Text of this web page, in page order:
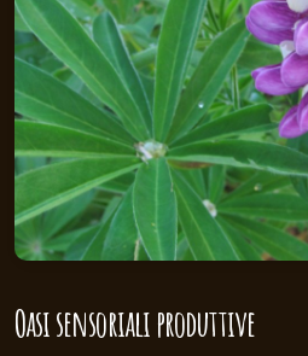
Oasi sensoriali produttive